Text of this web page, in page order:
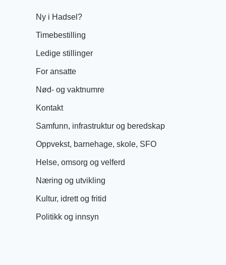
Ny i Hadsel?
Timebestilling
Ledige stillinger
For ansatte
Nød- og vaktnumre
Kontakt
Samfunn, infrastruktur og beredskap
Oppvekst, barnehage, skole, SFO
Helse, omsorg og velferd
Næring og utvikling
Kultur, idrett og fritid
Politikk og innsyn